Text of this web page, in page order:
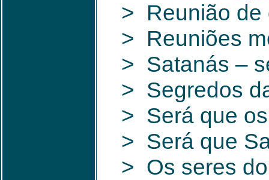
> Reunião de
> Reuniões
> Satanás –
> Segredos
> Será que
> Será que
> Os seres